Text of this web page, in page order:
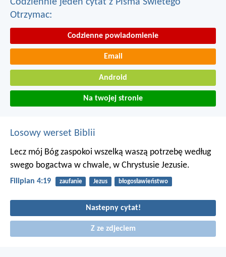
Otrzymac:
Codzienne powiadomienie
Email
Android
Na twojej stronie
Losowy werset Biblii
Lecz mój Bóg zaspokoi wszelką waszą potrzebę według
swego bogactwa w chwale, w Chrystusie Jezusie.
Filipian 4:19 zaufanie Jezus błogosławieństwo
Nastepny cytat!
Z ze zdjeciem